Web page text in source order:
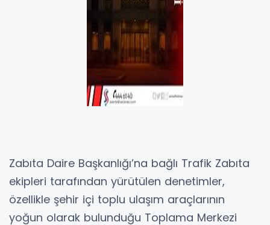
Zabıta Daire Başkanlığı’na bağlı Trafik Zabıta
ekipleri tarafından yürütülen denetimler,
özellikle şehir içi toplu ulaşım araçlarının
yoğun olarak bulunduğu Toplama Merkezi